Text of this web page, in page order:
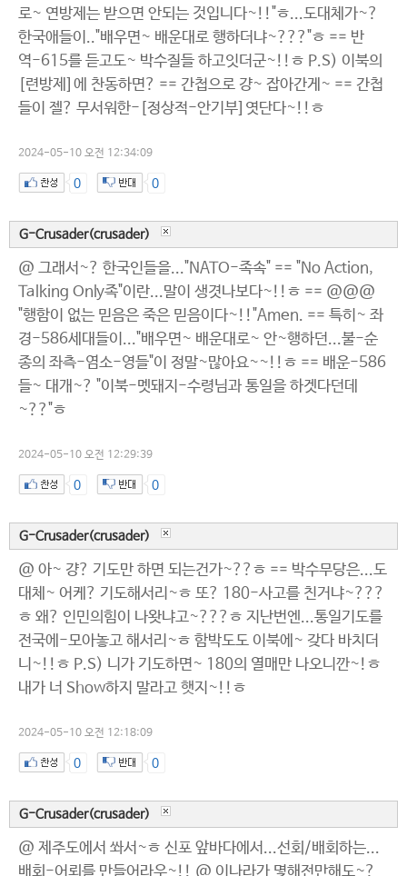
로~ 연방제는 받으면 안되는 것입니다~!!"ㅎ...도대체가~?
한국애들이.."배우면~ 배운대로 행하더냐~???"ㅎ == 반
역-615를 듣고도~ 박수질들 하고잇더군~!!ㅎ P.S) 이북의
[련방제]에 찬동하면? == 간첩으로 걍~ 잡아간게~ == 간첩
들이 젤? 무서워한-[정상적-안기부]엿단다~!!ㅎ
2024-05-10 오전 12:34:09
0 0
G-Crusader(crusader)
@ 그래서~? 한국인들을..."NATO-족속" == "No Action,
Talking Only족"이란...말이 생겻나보다~!!ㅎ == @@@
"행함이 없는 믿음은 죽은 믿음이다~!!"Amen. == 특히~ 좌
경-586세대들이..."배우면~ 배운대로~ 안~행하던...불-순
종의 좌측-염소-영들"이 정말~많아요~~!!ㅎ == 배운-586
들~ 대개~? "이북-멧돼지-수령님과 통일을 하겟다던데
~??"ㅎ
2024-05-10 오전 12:29:39
0 0
G-Crusader(crusader)
@ 아~ 걍? 기도만 하면 되는건가~??ㅎ == 박수무당은...도
대체~ 어케? 기도해서리~ㅎ 또? 180-사고를 친거냐~???
ㅎ 왜? 인민의힘이 나왓냐고~???ㅎ 지난번엔...통일기도를
전국에-모아놓고 해서리~ㅎ 함박도도 이북에~ 갖다 바치더
니~!!ㅎ P.S) 니가 기도하면~ 180의 열매만 나오니깐~!ㅎ
내가 너 Show하지 말라고 햇지~!!ㅎ
2024-05-10 오전 12:18:09
0 0
G-Crusader(crusader)
@ 제주도에서 쏴서~ㅎ 신포 앞바다에서...선회/배회하는...
배회-어뢰를 만들어라우~!! @ 이나라가 몇해전만해도~?